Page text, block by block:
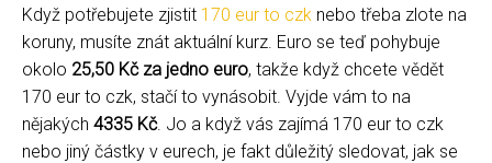
Když potřebujete zjistit 170 eur to czk nebo třeba zlote na
koruny, musíte znát aktuální kurz. Euro se teď pohybuje
okolo 25,50 Kč za jedno euro, takže když chcete vědět
170 eur to czk, stačí to vynásobit. Vyjde vám to na
nějakých 4335 Kč. Jo a když vás zajímá 170 eur to czk
nebo jiný částky v eurech, je fakt důležitý sledovat, jak se